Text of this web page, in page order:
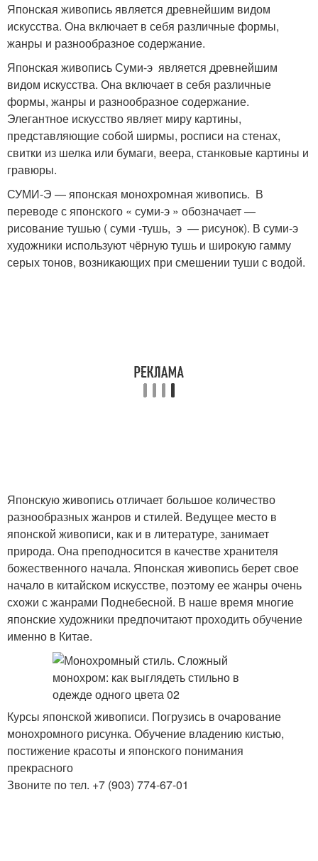
Японская живопись является древнейшим видом
искусства. Она включает в себя различные формы,
жанры и разнообразное содержание.
Японская живопись Суми-э является древнейшим
видом искусства. Она включает в себя различные
формы, жанры и разнообразное содержание.
Элегантное искусство являет миру картины,
представляющие собой ширмы, росписи на стенах,
свитки из шелка или бумаги, веера, станковые картины и
гравюры.
СУМИ-Э — японская монохромная живопись. В
переводе с японского « суми-э » обозначает —
рисование тушью ( суми -тушь, э — рисунок). В суми-э
художники используют чёрную тушь и широкую гамму
серых тонов, возникающих при смешении туши с водой.
Японскую живопись отличает большое количество
разнообразных жанров и стилей. Ведущее место в
японской живописи, как и в литературе, занимает
природа. Она преподносится в качестве хранителя
божественного начала. Японская живопись берет свое
начало в китайском искусстве, поэтому ее жанры очень
схожи с жанрами Поднебесной. В наше время многие
японские художники предпочитают проходить обучение
именно в Китае.
Курсы японской живописи. Погрузись в очарование
монохромного рисунка. Обучение владению кистью,
постижение красоты и японского понимания
прекрасного
Звоните по тел. +7 (903) 774-67-01